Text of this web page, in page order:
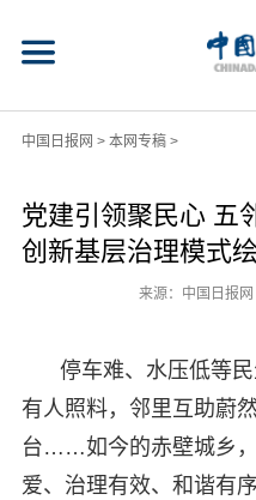
中国日报网 > 本网专稿>
党建引领聚民心
创新基层治理模式
来源：中国日报网
停车难、水压低等
有人照料，邻里互助蔚
台……如今的赤壁城乡
爱、治理有效、和谐有